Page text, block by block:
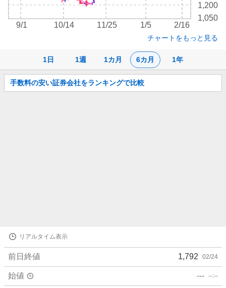
1日 1週 1カ月 6カ月 1年
1,050
1,200
9/1 10/14 11/25 1/5 2/16
チャートをもっと見る
お
知
手数料の安い証券会社をランキングで比較
リアルタイム表示
前日終値 1,792 02/24
始値 --- --:--